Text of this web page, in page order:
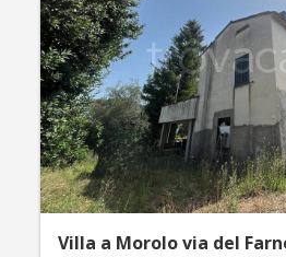
Villa a Morolo via del